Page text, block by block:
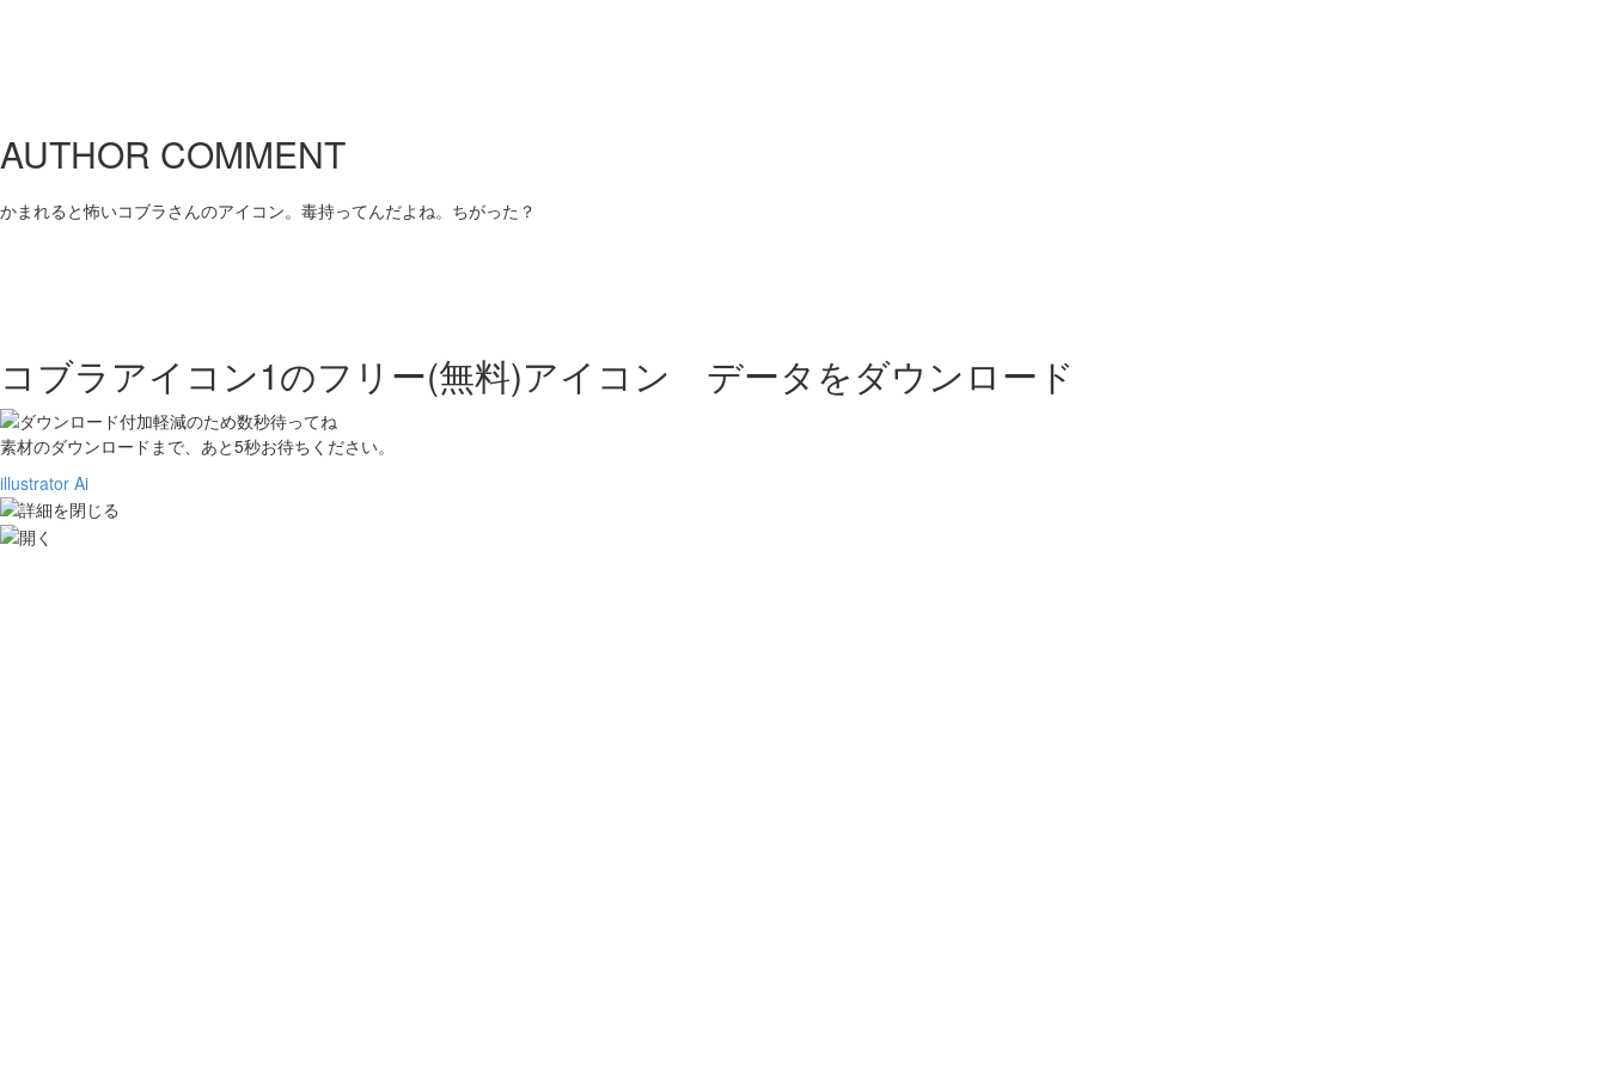
AUTHOR COMMENT
かまれると怖いコブラさんのアイコン。毒持ってんだよね。ちがった？
コブラアイコン1のフリー(無料)アイコン データをダウンロード
素材のダウンロードまで、あと5秒お待ちください。
illustrator Ai